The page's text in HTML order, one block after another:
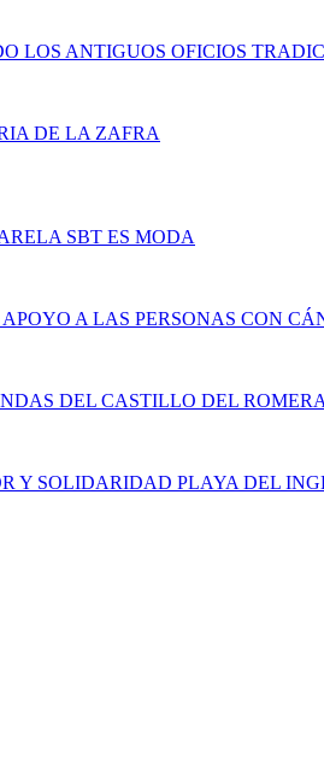
LOS ANTIGUOS OFICIOS
DE LA ZAFRA
SBT ES MODA
A LAS PERSONAS CON
DEL CASTILLO DEL
Y SOLIDARIDAD PLAYA DEL